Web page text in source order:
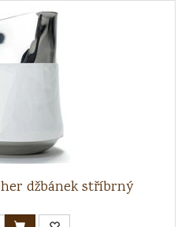
džbánek stříbrný